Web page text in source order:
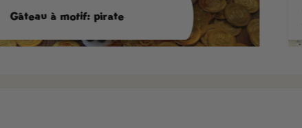
Gâteau à motif: pirate